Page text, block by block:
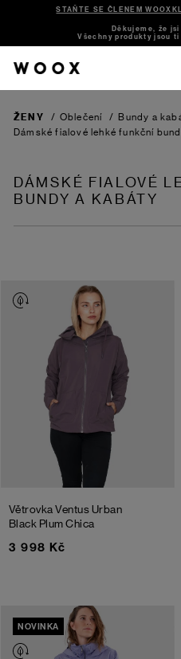
STAŇTE SE ČLENEM
Děkujeme, že
Všechny produkty jsou
ŽENY / Oblečení / Bundy a
Dámské fialové lehké funkční
DÁMSKÉ FIALOVÉ
BUNDY A KABÁTY
Větrovka Ventus Urban
Black Plum Chica
3 998 Kč
NOVINKA